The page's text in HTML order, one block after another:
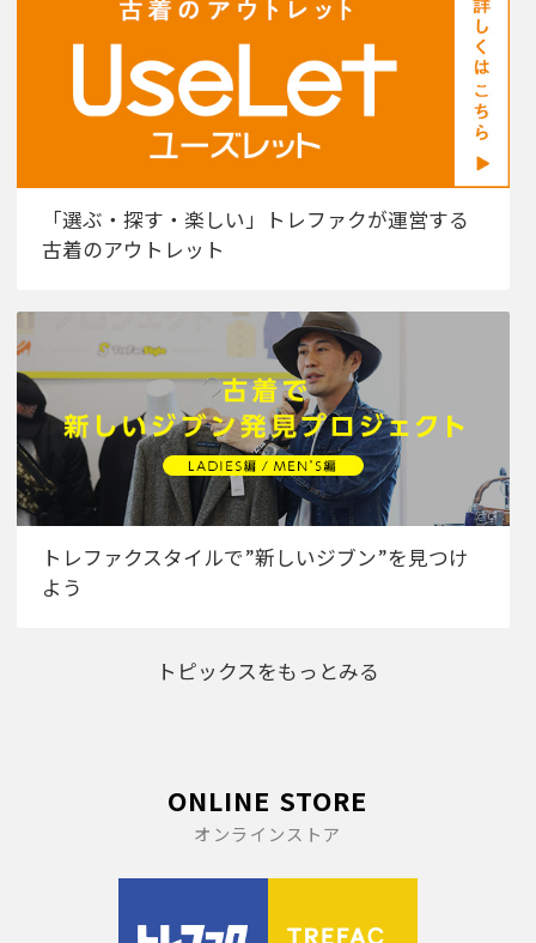
「選ぶ・探す・楽しい」トレファクが運営する
古着のアウトレット
トレファクスタイルで”新しいジブン”を見つけ
よう
トピックスをもっとみる
ONLINE STORE
オンラインストア